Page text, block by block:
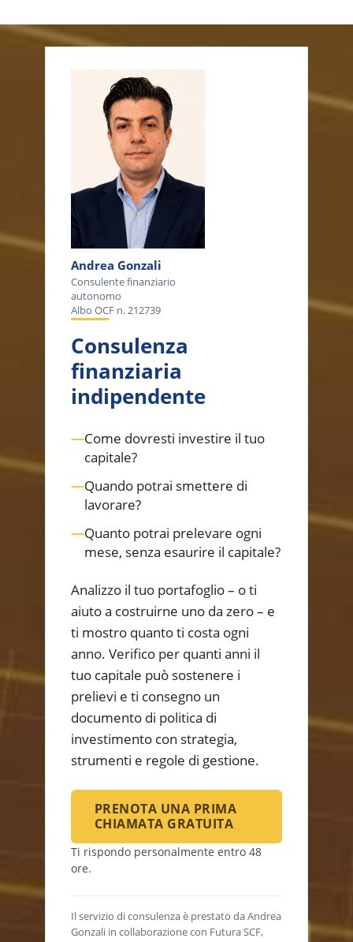
Andrea Gonzali
Consulente finanziario
autonomo
Albo OCF n. 212739
Consulenza
finanziaria
indipendente
—Come dovresti investire il tuo
capitale?
—Quando potrai smettere di
lavorare?
—Quanto potrai prelevare ogni
mese, senza esaurire il capitale?
Analizzo il tuo portafoglio – o ti
aiuto a costruirne uno da zero – e
ti mostro quanto ti costa ogni
anno. Verifico per quanti anni il
tuo capitale può sostenere i
prelievi e ti consegno un
documento di politica di
investimento con strategia,
strumenti e regole di gestione.
PRENOTA UNA PRIMA
CHIAMATA GRATUITA
Ti rispondo personalmente entro 48
ore.
Il servizio di consulenza è prestato da Andrea
Gonzali in collaborazione con Futura SCF,